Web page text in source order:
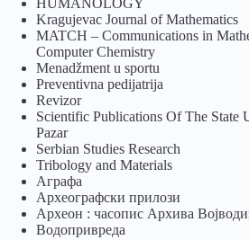
Kragujevac Journal of Mathematics
MATCH – Communications in
Computer Chemistry
Menadžment u sportu
Preventivna pedijatrija
Revizor
Scientific Publications Of The State
Pazar
Serbian Studies Research
Tribology and Materials
Аграфа
Археографски прилози
Археон : часопис Архива
Водопривреда